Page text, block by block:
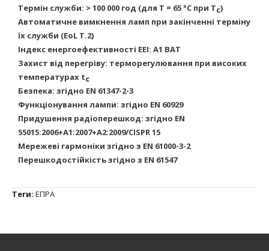
Термін служби: > 100 000 год (для T = 65 °C при Tc)
Автоматичне вимкнення ламп при закінченні терміну
їх служби (EoL T.2)
Індекс енергоефективності EEI: A1 BAT
Захист від перегріву: терморегулювання при високих
температурах tc
Безпека: згідно EN 61347-2-3
Функціонування лампи: згідно EN 60929
Придушення радіоперешкод: згідно EN
55015:2006+A1:2007+A2:2009/CISPR 15
Мережеві гармоніки згідно з EN 61000-3-2
Перешкодостійкість згідно з EN 61547
Теги: ЕПРА